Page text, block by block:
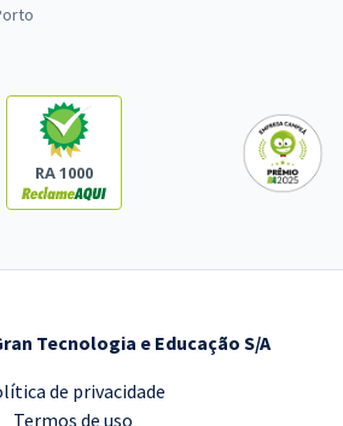
RA 1000
Tecnologia e Educação S/A
de privacidade
Termos de uso